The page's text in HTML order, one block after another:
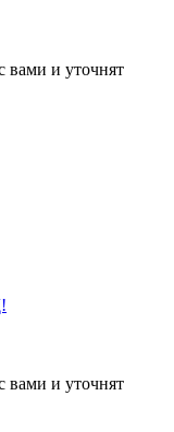
вами и уточнят
вами и уточнят